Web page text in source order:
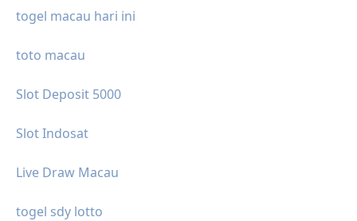
togel macau hari ini
toto macau
Slot Deposit 5000
Slot Indosat
Live Draw Macau
togel sdy lotto